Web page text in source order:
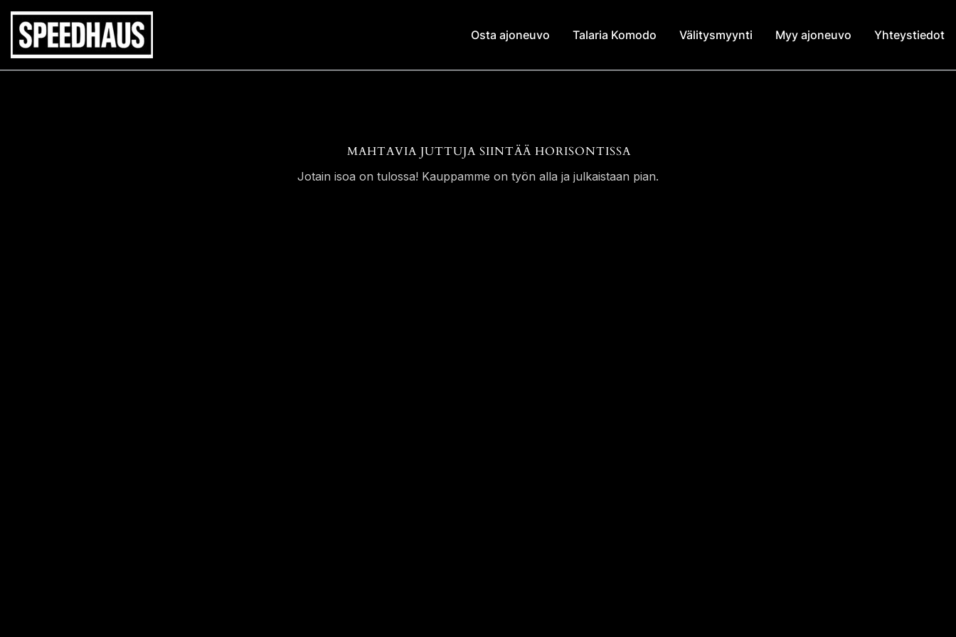
Siirry
sisältöön
Osta ajoneuvo Talaria Komodo Välitysmyynti Myy ajoneuvo Yhteystiedot
MAHTAVIA JUTTUJA SIINTÄÄ HORISONTISSA
Jotain isoa on tulossa! Kauppamme on työn alla ja julkaistaan pian.